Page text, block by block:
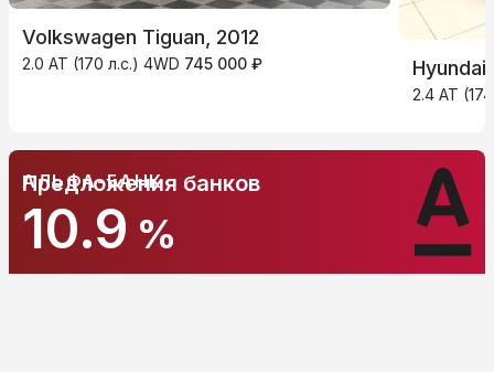
Volkswagen Tiguan, 2012
2.0 AT (170 л.с.) 4WD 745 000 ₽ Hyundai
2.4 AT
АЛЬФА-БАНК
10.9 %
Предложения банков